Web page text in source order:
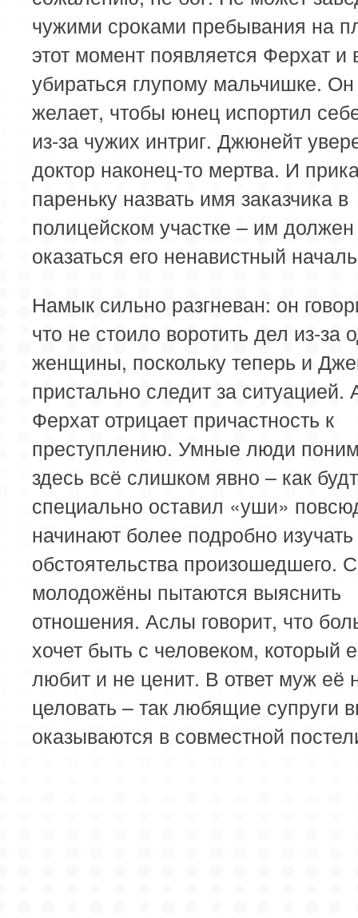
чужими сроками пребывания на
этот момент появляется Ферхат и
убираться глупому мальчишке.
желает, чтобы юнец испортил
из-за чужих интриг. Джюнейт
доктор наконец-то мертва. И
пареньку назвать имя заказчика в
полицейском участке – им должен
оказаться его ненавистный
Намык сильно разгневан: он
что не стоило воротить дел из-за
женщины, поскольку теперь и
пристально следит за ситуацией.
Ферхат отрицает причастность к
преступлению. Умные люди
здесь всё слишком явно – как
специально оставил «уши»
начинают более подробно изучать
обстоятельства произошедшего.
молодожёны пытаются выяснить
отношения. Аслы говорит, что
хочет быть с человеком, который
любит и не ценит. В ответ муж её
целовать – так любящие супруги
оказываются в совместной